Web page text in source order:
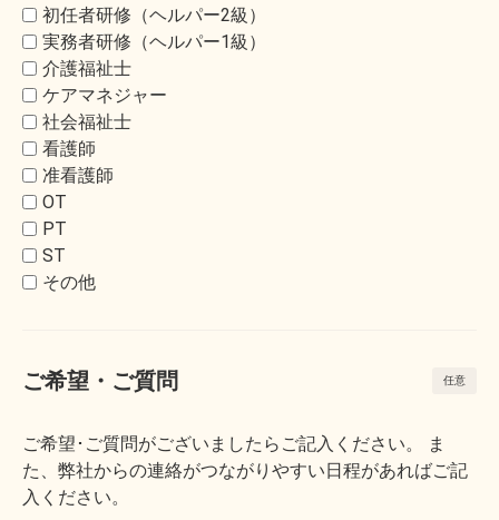
初任者研修（ヘルパー2級）
実務者研修（ヘルパー1級）
介護福祉士
ケアマネジャー
社会福祉士
看護師
准看護師
OT
PT
ST
その他
ご希望・ご質問
ご希望･ご質問がございましたらご記入ください。 ま
た、弊社からの連絡がつながりやすい日程があればご記
入ください。